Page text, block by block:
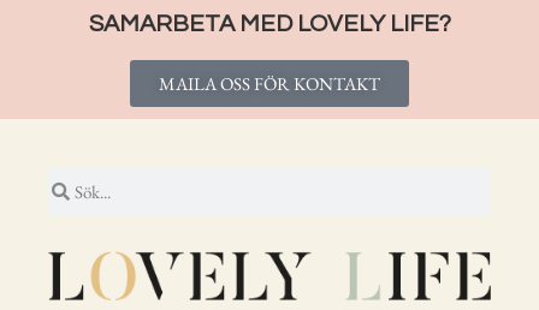
SAMARBETA MED LOVELY LIFE?
MAILA OSS FÖR KONTAKT